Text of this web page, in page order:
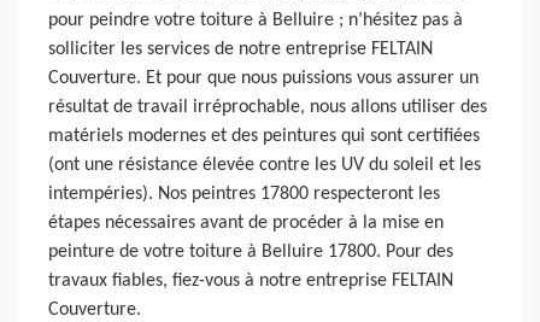
pour peindre votre toiture à Belluire ; n’hésitez pas à
solliciter les services de notre entreprise FELTAIN
Couverture. Et pour que nous puissions vous assurer un
résultat de travail irréprochable, nous allons utiliser des
matériels modernes et des peintures qui sont certifiées
(ont une résistance élevée contre les UV du soleil et les
intempéries). Nos peintres 17800 respecteront les
étapes nécessaires avant de procéder à la mise en
peinture de votre toiture à Belluire 17800. Pour des
travaux fiables, fiez-vous à notre entreprise FELTAIN
Couverture.